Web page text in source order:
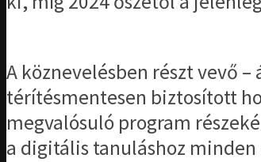
A köznevelésben részt vevő
térítésmentesen biztosított
megvalósuló program
a digitális tanuláshoz minden